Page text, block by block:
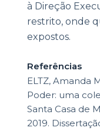
à Direção
restrito, onde
expostos.
Referências
ELTZ, Amanda
Poder: uma
Santa Casa de
2019.